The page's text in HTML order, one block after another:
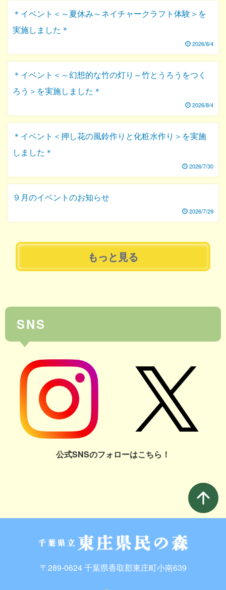
＊イベント＜～夏休み～ネイチャークラフト体験＞を
実施しました＊
2026/8/4
＊イベント＜～幻想的な竹の灯り～竹とうろうをつく
ろう＞を実施しました＊
2026/8/4
＊イベント＜押し花の風鈴作りと化粧水作り＞を実施
しました＊
2026/7/30
９月のイベントのお知らせ
2026/7/29
もっと見る
SNS
公式SNSのフォローはこちら！
arrow_upward
〒289-0624 千葉県香取郡東庄町小南639